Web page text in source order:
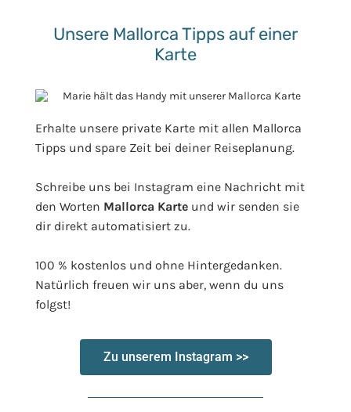
Unsere Mallorca Tipps auf einer
Karte
Erhalte unsere private Karte mit allen Mallorca
Tipps und spare Zeit bei deiner Reiseplanung.
Schreibe uns bei Instagram eine Nachricht mit
den Worten Mallorca Karte und wir senden sie
dir direkt automatisiert zu.
100 % kostenlos und ohne Hintergedanken.
Natürlich freuen wir uns aber, wenn du uns
folgst!
Zu unserem Instagram >>